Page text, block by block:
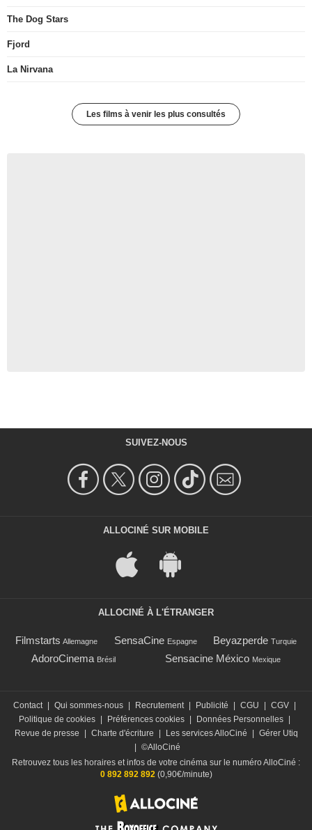
The Dog Stars
Fjord
La Nirvana
Les films à venir les plus consultés
SUIVEZ-NOUS
ALLOCINÉ SUR MOBILE
ALLOCINÉ À L'ÉTRANGER
Filmstarts Allemagne SensaCine Espagne Beyazperde Turquie
AdoroCinema Brésil Sensacine México Mexique
Contact | Qui sommes-nous | Recrutement | Publicité | CGU | CGV |
Politique de cookies | Préférences cookies | Données Personnelles |
Revue de presse
| Charte d'écriture | Les services AlloCiné | Gérer Utiq
| ©AlloCiné
Retrouvez tous les horaires et infos de votre cinéma sur le numéro AlloCiné :
0 892 892 892(0,90€/minute)